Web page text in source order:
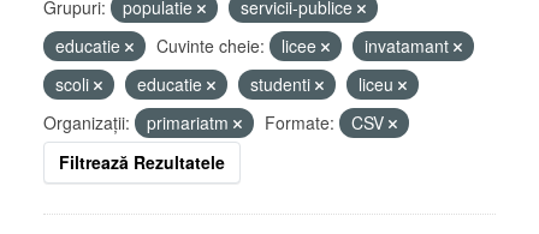
Grupuri: populatie
servicii-publice
educatie
Cuvinte cheie: licee
invatamant
scoli
educatie studenti
liceu
Organizații:
primariatm Formate:
CSV
Filtrează Rezultatele